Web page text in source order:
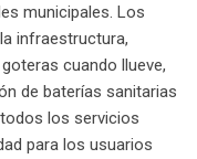
municipales. Los
infraestructura,
cuando llueve,
de baterías sanitarias
los servicios
para los usuarios